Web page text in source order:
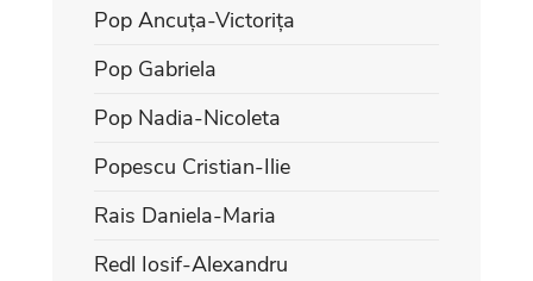
Pop Ancuța-Victorița
Pop Gabriela
Pop Nadia-Nicoleta
Popescu Cristian-Ilie
Rais Daniela-Maria
Redl Iosif-Alexandru